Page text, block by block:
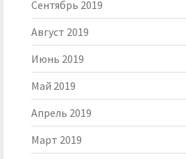
Сентябрь 2019
Август 2019
Июнь 2019
Май 2019
Апрель 2019
Март 2019